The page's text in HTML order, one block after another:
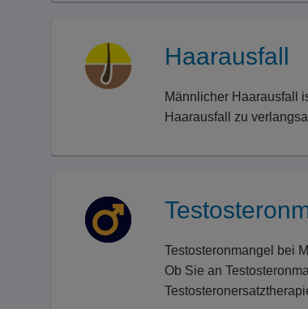
Haarausfall
Männlicher Haarausfall
Haarausfall zu
Testosteronmangel bei
Ob Sie an